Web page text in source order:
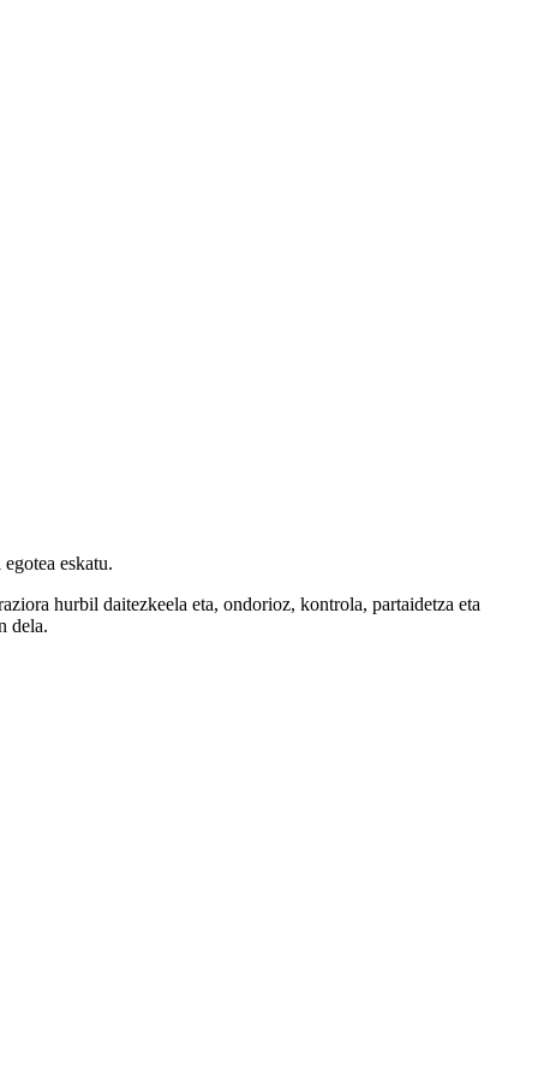
eskatu.
hurbil daitezkeela eta, ondorioz, kontrola, partaidetza eta
dela.